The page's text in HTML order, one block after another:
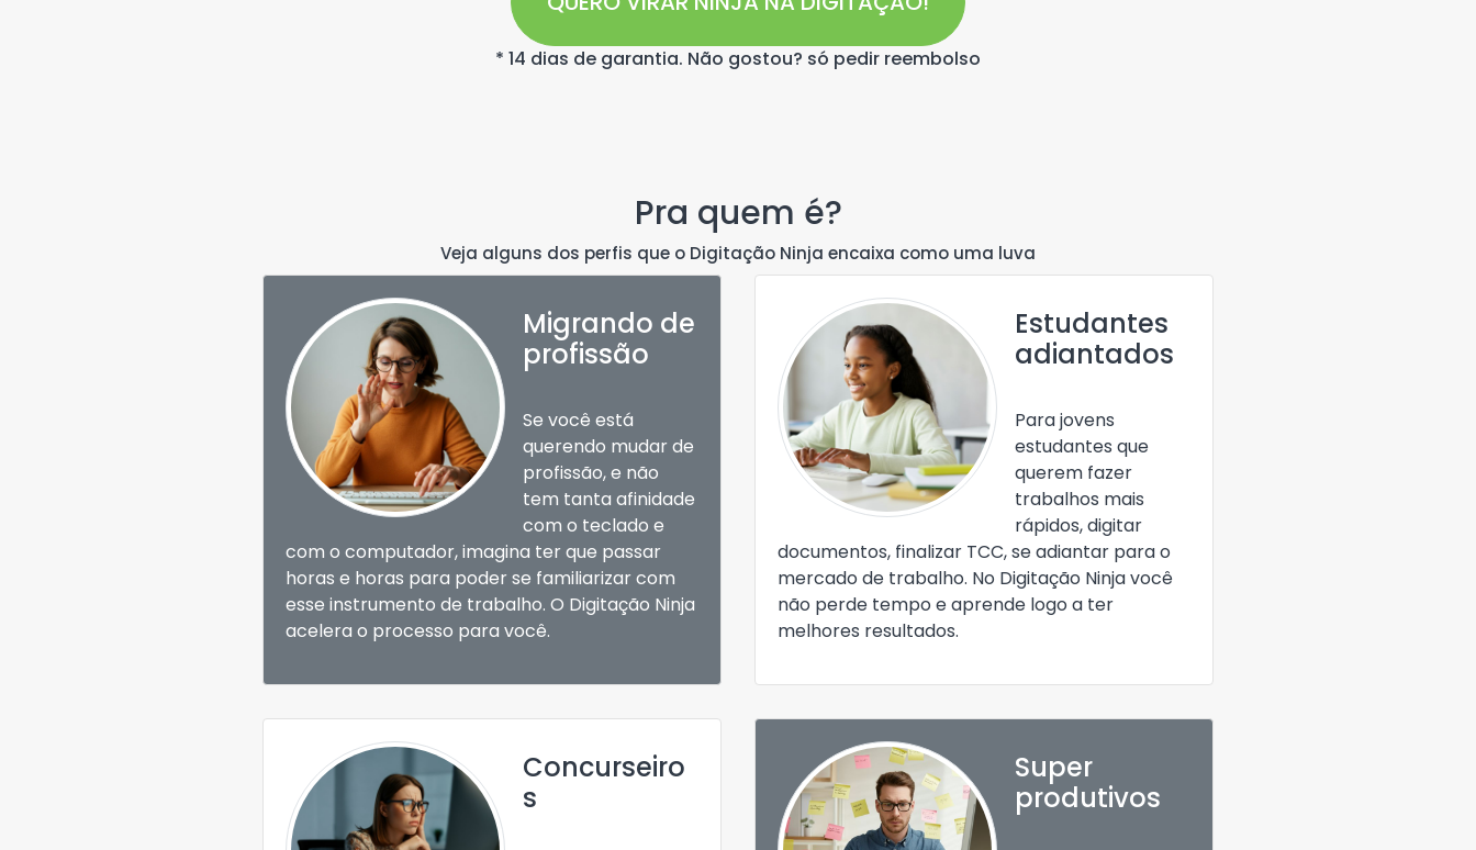
* 14 dias de garantia. Não gostou? só pedir reembolso
Pra quem é?
Veja alguns dos perfis que o Digitação Ninja encaixa como uma luva
Migrando de
profissão
Se você está
querendo mudar de
profissão, e não
tem tanta afinidade
com o teclado e
com o computador, imagina ter que passar
horas e horas para poder se familiarizar com
esse instrumento de trabalho. O Digitação Ninja
acelera o processo para você.
Estudantes
adiantados
Para jovens
estudantes que
querem fazer
trabalhos mais
rápidos, digitar
documentos, finalizar TCC, se adiantar para o
mercado de trabalho. No Digitação Ninja você
não perde tempo e aprende logo a ter
melhores resultados.
Concurseiro
s
Super
produtivos